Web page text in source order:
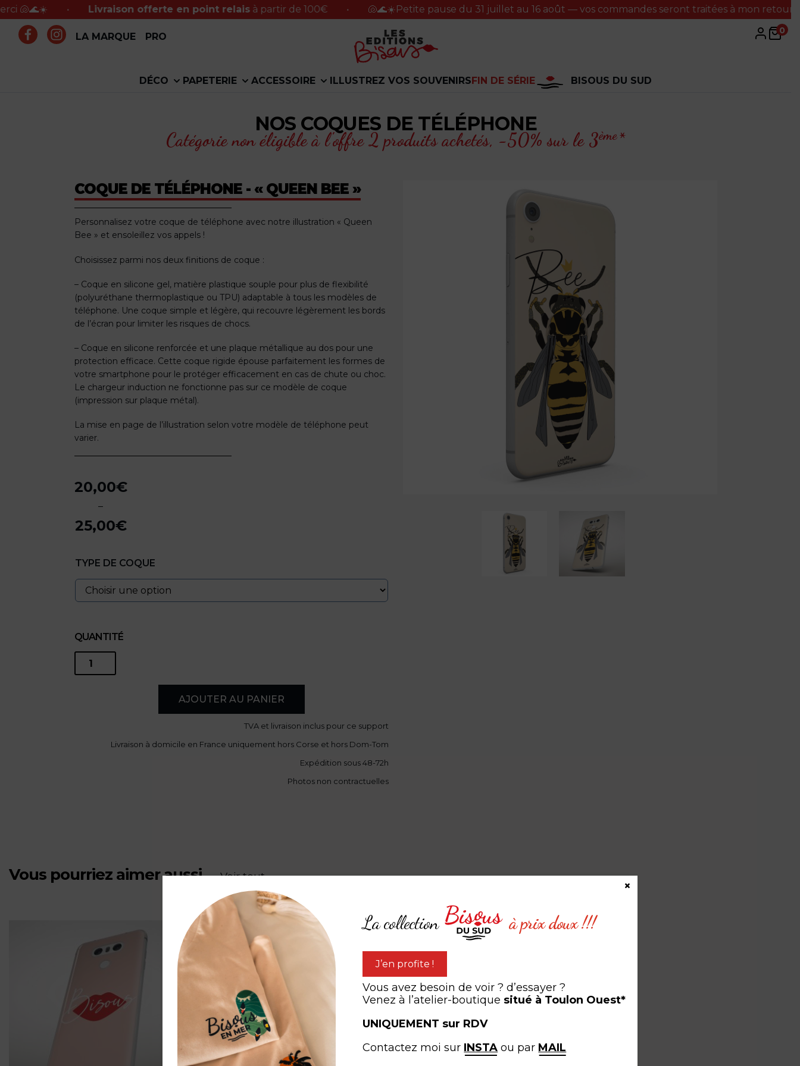
• Livraison offerte en point relaisà partir de 100€ 🐚🌊☀️Petite pause du 31 juillet au 16 août — vos commandes seront traitées à mon retour. Merci
LA MARQUE PRO
0
DÉCO PAPETERIE ACCESSOIRE ILLUSTREZ VOS SOUVENIRSFIN DE SÉRIE BISOUS DU SUD
NOS COQUES DE TÉLÉPHONE
Catégorie non éligible à l'offre 2 produits achetés, -50% sur le 3ème*
COQUE DE TÉLÉPHONE - « QUEEN BEE »
Personnalisez votre coque de téléphone avec notre illustration « Queen
Bee » et ensoleillez vos appels !
Choisissez parmi nos deux finitions de coque :
– Coque en silicone gel, matière plastique souple pour plus de flexibilité
(polyuréthane thermoplastique ou TPU) adaptable à tous les modèles de
téléphone. Une coque simple et légère, qui recouvre légèrement les bords
de l’écran pour limiter les risques de chocs.
– Coque en silicone renforcée et une plaque métallique au dos pour une
protection efficace. Cette coque rigide épouse parfaitement les formes de
votre smartphone pour le protéger efficacement en cas de chute ou choc.
Le chargeur induction ne fonctionne pas sur ce modèle de coque
(impression sur plaque métal).
La mise en page de l’illustration selon votre modèle de téléphone peut
varier.
20,00€
–
25,00€
de
20,00€
TYPE DE COQUE
QUANTITÉ
quantité
AJOUTER AU PANIER
TVA et livraison inclus pour ce support
Livraison à domicile en France uniquement hors Corse et hors Dom-Tom
Expédition sous 48-72h
Photos non contractuelles
Vous pourriez aimer aussi - Voir tout
La collection à prix doux !!!
J’en profite !
Vous avez besoin de voir ? d’essayer ?
Venez à l’atelier-boutique situé à Toulon Ouest*
UNIQUEMENT sur RDV
Contactez moi sur INSTA ou par MAIL
×